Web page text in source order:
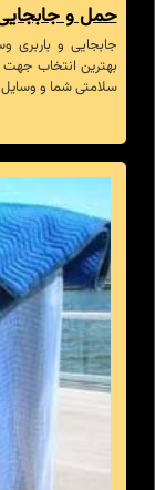
حمل و
جابجایی و باربری
بهترین انتخاب
سلامتی شما و